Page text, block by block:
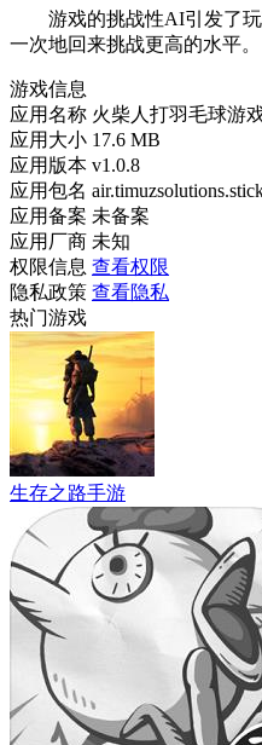
游戏的挑战性AI引发了玩
一次地回来挑战更高的水平。
游戏信息
应用名称 火柴人打羽毛球游
应用大小 17.6 MB
应用版本 v1.0.8
应用包名
应用备案 未备案
应用厂商 未知
权限信息 查看权限
隐私政策 查看隐私
热门游戏
生存之路手游